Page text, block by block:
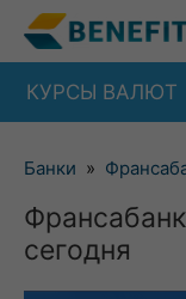
КУРСЫ ВАЛЮТ
Банки »
сегодня